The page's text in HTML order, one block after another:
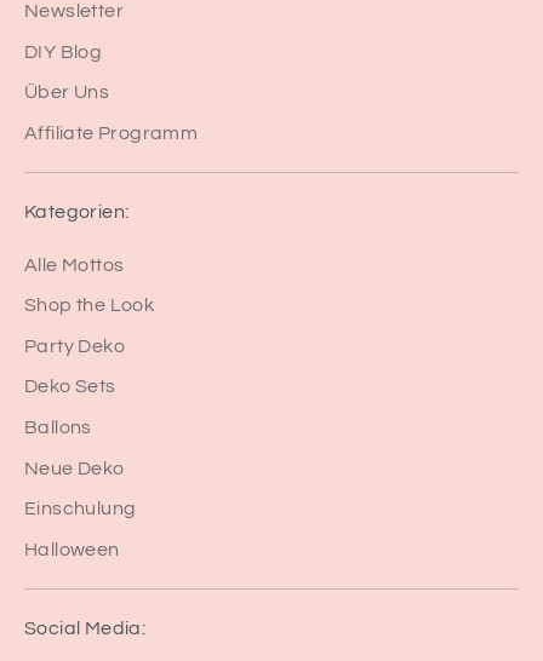
Newsletter
DIY Blog
Über Uns
Affiliate Programm
Kategorien:
Alle Mottos
Shop the Look
Party Deko
Deko Sets
Ballons
Neue Deko
Einschulung
Halloween
Social Media: